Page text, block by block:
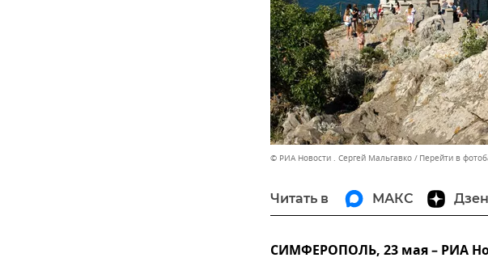
© РИА Новости . Сергей Мальгавко Перейти в
Читать в МАКС Дзен
СИМФЕРОПОЛЬ, 23 мая – РИА